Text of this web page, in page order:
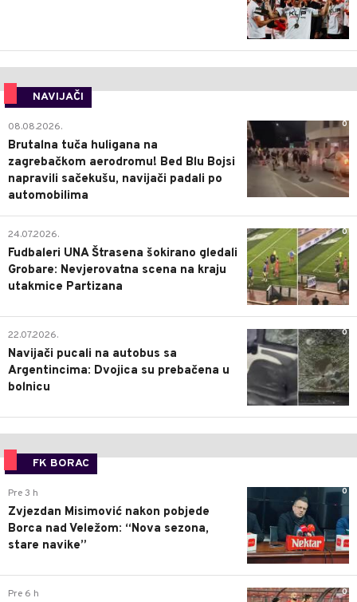
NAVIJAČI
0
08.08.2026.
Brutalna tuča huligana na
zagrebačkom aerodromu! Bed Blu Bojsi
napravili sačekušu, navijači padali po
automobilima
0
24.07.2026.
Fudbaleri UNA Štrasena šokirano gledali
Grobare: Nevjerovatna scena na kraju
utakmice Partizana
0
22.07.2026.
Navijači pucali na autobus sa
Argentincima: Dvojica su prebačena u
bolnicu
FK BORAC
0
Pre 3 h
Zvjezdan Misimović nakon pobjede
Borca nad Veležom: “Nova sezona,
stare navike”
0
Pre 6 h